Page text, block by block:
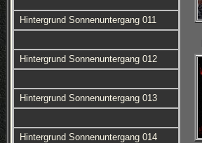
Hintergrund Sonnenuntergang 011
Hintergrund Sonnenuntergang 012
Hintergrund Sonnenuntergang 013
Hintergrund Sonnenuntergang 014